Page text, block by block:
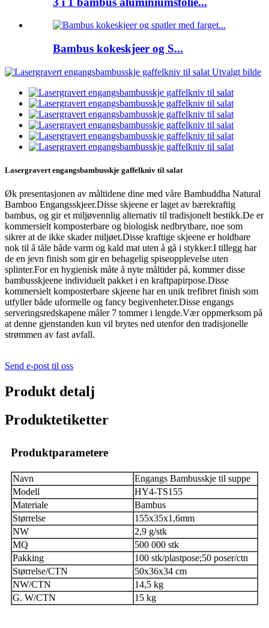
Bambus kokeskjeer og S...
Lasergravert engangsbambusskje gaffelkniv til salat
Øk presentasjonen av måltidene dine med våre Bambuddha Natural
Bamboo Engangsskjeer.Disse skjeene er laget av bærekraftig
bambus, og gir et miljøvennlig alternativ til tradisjonelt bestikk.De er
kommersielt komposterbare og biologisk nedbrytbare, noe som
sikrer at de ikke skader miljøet.Disse kraftige skjeene er holdbare
nok til å tåle både varm og kald mat uten å gå i stykker.I tillegg har
de en jevn finish som gir en behagelig spiseopplevelse uten
splinter.For en hygienisk måte å nyte måltider på, kommer disse
bambusskjeene individuelt pakket i en kraftpapirpose.Disse
kommersielt komposterbare skjeene har en unik trefibret finish som
utfyller både uformelle og fancy begivenheter.Disse engangs
serveringsredskapene måler 7 tommer i lengde.Vær oppmerksom på
at denne gjenstanden kun vil brytes ned utenfor den tradisjonelle
strømmen av fast avfall.
Send e-post til oss
Produkt detalj
Produktetiketter
Produktparametere
Navn
Engangs Bambusskje til suppe
Modell
HY4-TS155
Materiale
Bambus
Størrelse
155x35x1,6mm
NW
2,9 g/stk
MQ
500 000 stk
Pakking
100 stk/plastpose;50 poser/ctn
Størrelse/CTN
50x36x34 cm
NW/CTN
14,5 kg
G. W/CTN
15 kg